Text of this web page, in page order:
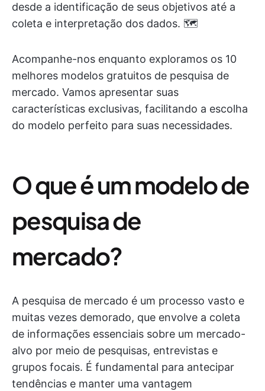
desde a identificação de seus objetivos até a
coleta e interpretação dos dados. 🗺️
Acompanhe-nos enquanto exploramos os 10
melhores modelos gratuitos de pesquisa de
mercado. Vamos apresentar suas
características exclusivas, facilitando a escolha
do modelo perfeito para suas necessidades.
O que é um modelo de
pesquisa de
mercado?
A pesquisa de mercado é um processo vasto e
muitas vezes demorado, que envolve a coleta
de informações essenciais sobre um mercado-
alvo por meio de pesquisas, entrevistas e
grupos focais. É fundamental para antecipar
tendências e manter uma vantagem